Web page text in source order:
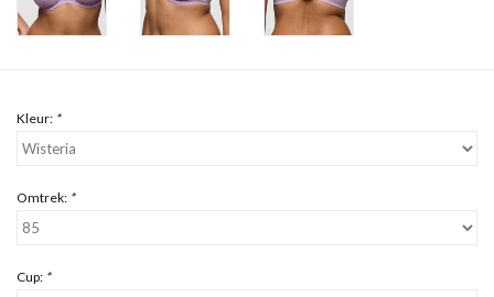
Kleur: *
Omtrek: *
Cup: *